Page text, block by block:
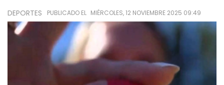
DEPORTES PUBLICADO EL MIÉRCOLES, 12 NOVIEMBRE 2025 09:49